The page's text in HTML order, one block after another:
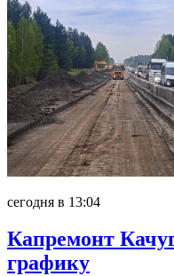
сегодня в 13:04
Капремонт
графику